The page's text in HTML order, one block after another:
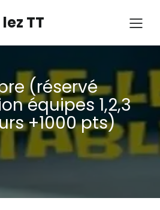
TT
(réservé
équipes 1,2,3
+1000 pts)